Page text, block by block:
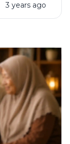
Berbahasa
Kedua
Tampil
3 years ago